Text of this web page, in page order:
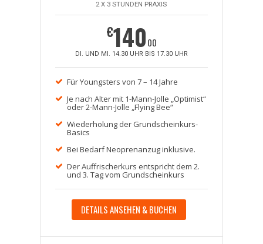
2 X 3 STUNDEN PRAXIS
€14000
DI. UND MI. 14.30 UHR BIS 17.30 UHR
Für Youngsters von 7 – 14 Jahre
Je nach Alter mit 1-Mann-Jolle „Optimist“
oder 2-Mann-Jolle „Flying Bee“
Wiederholung der Grundscheinkurs-
Basics
Bei Bedarf Neoprenanzug inklusive.
Der Auffrischerkurs entspricht dem 2.
und 3. Tag vom Grundscheinkurs
DETAILS ANSEHEN & BUCHEN